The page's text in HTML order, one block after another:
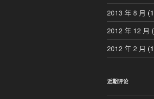
2013 年 8 月
2012 年 12 月
2012 年 2 月
近期评论